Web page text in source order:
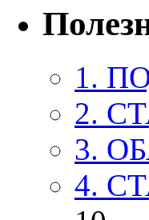
1.
2.
3.
4.